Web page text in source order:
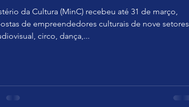
da Cultura (MinC) recebeu até 31 de março,
de empreendedores culturais de nove setores
circo, dança,...